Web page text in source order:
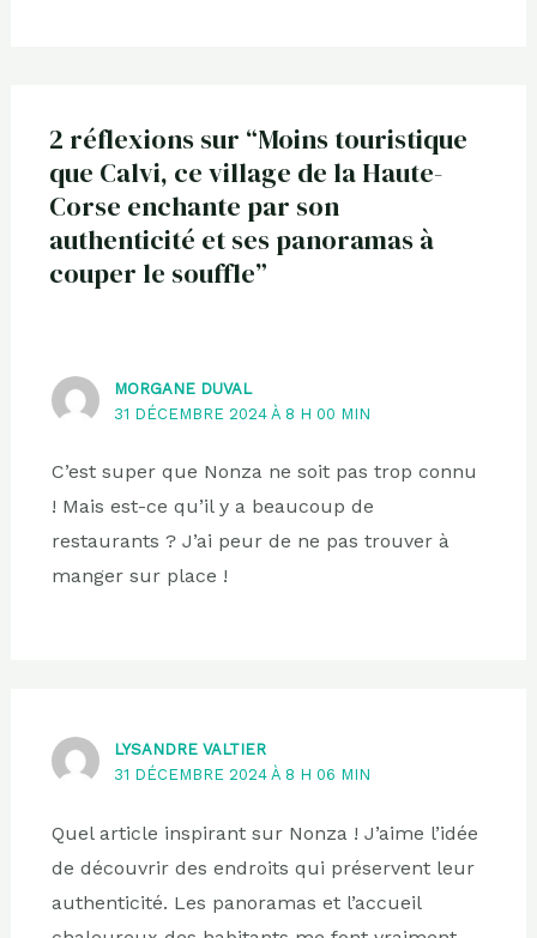
2 réflexions sur “Moins touristique
que Calvi, ce village de la Haute-
Corse enchante par son
authenticité et ses panoramas à
couper le souffle”
MORGANE DUVAL
31 DÉCEMBRE 2024 À 8 H 00 MIN
C’est super que Nonza ne soit pas trop connu
! Mais est-ce qu’il y a beaucoup de
restaurants ? J’ai peur de ne pas trouver à
manger sur place !
LYSANDRE VALTIER
31 DÉCEMBRE 2024 À 8 H 06 MIN
Quel article inspirant sur Nonza ! J’aime l’idée
de découvrir des endroits qui préservent leur
authenticité. Les panoramas et l’accueil